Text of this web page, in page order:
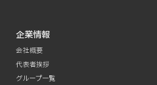
企業情報
会社概要
代表者挨拶
グループ一覧